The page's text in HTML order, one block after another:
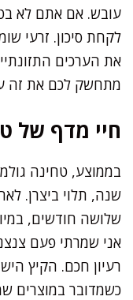
עובש. אם אתם לא
לקחת סיכון. זרעי
את הערכים
מתחשק לכם את זה
חיי מדף של
בממוצע, טחינה
שנה, תלוי ביצרן.
שלושה חודשים,
אני שמרתי פעם
רעיון חכם. הקיץ
כשמדובר במוצרים